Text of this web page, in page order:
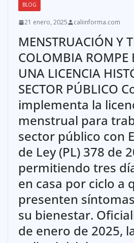
BLOG
21 enero, 2025 caliinforma.com
MENSTRUACIÓN Y
COLOMBIA ROMPE
UNA LICENCIA
SECTOR PÚBLICO
implementa la
menstrual para
sector público con
de Ley (PL) 378 de
permitiendo tres
en casa por ciclo a
presenten
su bienestar.
de enero de 2025,